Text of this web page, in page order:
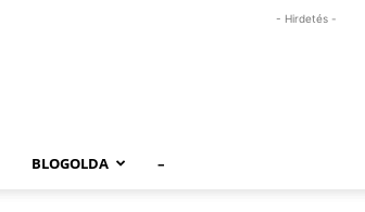
- Hirdetés -
BLOGOLDA –